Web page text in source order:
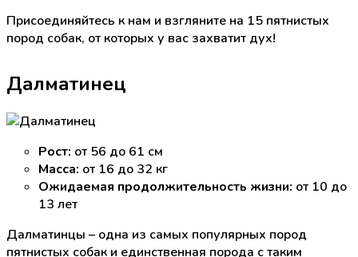
Присоединяйтесь к нам и взгляните на 15 пятнистых
пород собак, от которых у вас захватит дух!
Далматинец
Рост: от 56 до 61 см
Масса: от 16 до 32 кг
Ожидаемая продолжительность жизни: от 10 до
13 лет
Далматинцы – одна из самых популярных пород
пятнистых собак и единственная порода с таким